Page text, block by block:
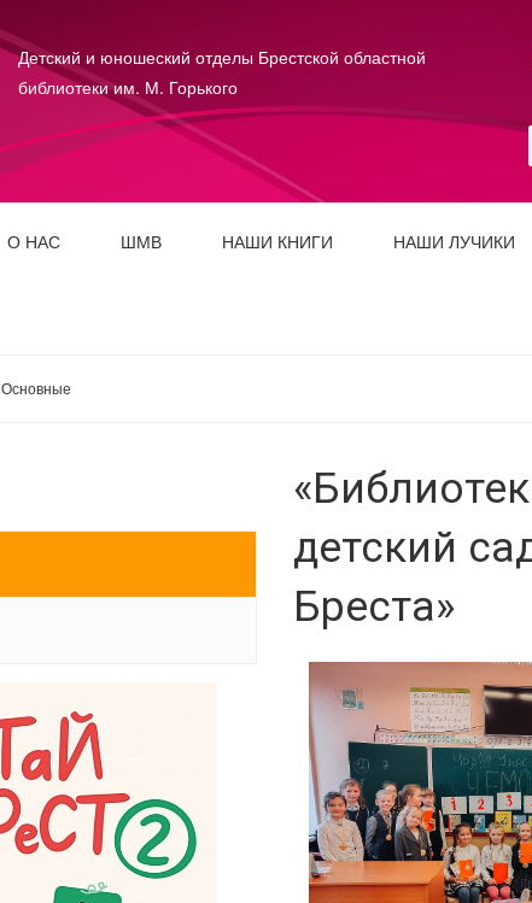
Детский и юношеский отделы Брестской областной
библиотеки им. М. Горького
О НАС ШМВ НАШИ КНИГИ НАШИ ЛУЧИКИ
Основные
детский
Бреста»